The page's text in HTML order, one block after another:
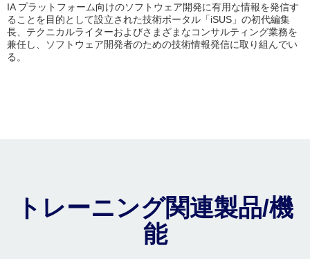
IA プラットフォーム向けのソフトウェア開発に有用な情報を発信す
ることを目的として設立された技術ポータル「iSUS」の初代編集
長、テクニカルライターおよびさまざまなコンサルティング業務を
兼任し、ソフトウェア開発者のための技術情報発信に取り組んでい
る。
トレーニング関連製品/機
能